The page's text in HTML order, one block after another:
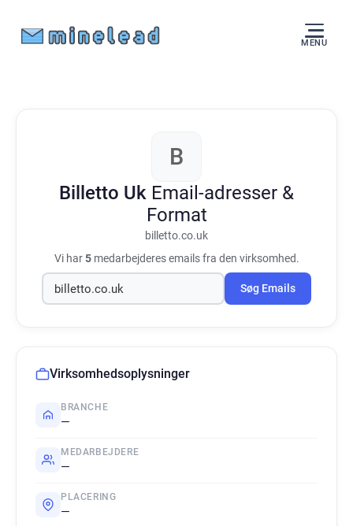
MENU
B
Billetto Uk Email-adresser &
Format
billetto.co.uk
Vi har5medarbejderes emails fra den virksomhed.
Søg Emails
Virksomhedsoplysninger
BRANCHE
—
MEDARBEJDERE
—
PLACERING
—